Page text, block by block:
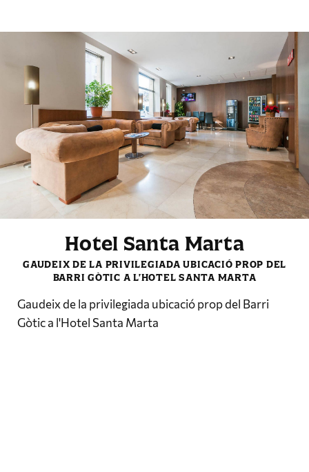
Aire condicionat o
calefacció segons
temporada
Llums de lectura
Hotel Santa Marta
GAUDEIX DE LA PRIVILEGIADA UBICACIÓ PROP DEL
BARRI GÒTIC A L'HOTEL SANTA MARTA
Gaudeix de la privilegiada ubicació prop del Barri
Gòtic a l'Hotel Santa Marta
peu amb el nostre deliciós